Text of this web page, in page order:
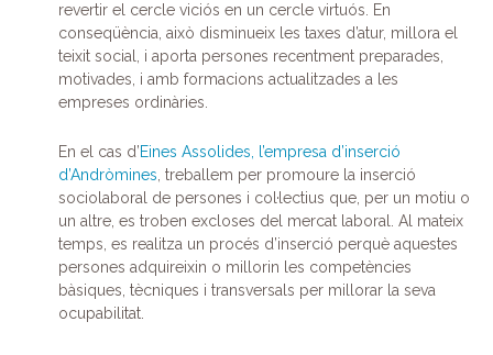
revertir el cercle viciós en un cercle virtuós. En
conseqüència, això disminueix les taxes d’atur, millora el
teixit social, i aporta persones recentment preparades,
motivades, i amb formacions actualitzades a les
empreses ordinàries.
En el cas d’Eines Assolides, l’empresa d’inserció
d’Andròmines , treballem per promoure la inserció
sociolaboral de persones i col·lectius que, per un motiu o
un altre, es troben excloses del mercat laboral. Al mateix
temps, es realitza un procés d’inserció perquè aquestes
persones adquireixin o millorin les competències
bàsiques, tècniques i transversals per millorar la seva
ocupabilitat.